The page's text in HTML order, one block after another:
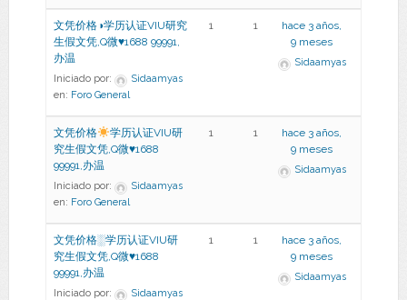
文凭价格◑学历认证VIU研究
生假文凭,Q微♥1688 99991,
办温
Iniciado por:
Sidaamyas
en: Foro General
1 1
hace 3 años,
9 meses
Sidaamyas
文凭价格
学历认证VIU研
究生假文凭,Q微♥1688
99991,办温
Iniciado por:
Sidaamyas
en: Foro General
1 1
hace 3 años,
9 meses
Sidaamyas
文凭价格░学历认证VIU研
究生假文凭,Q微♥1688
99991,办温
Iniciado por:
Sidaamyas
1 1
hace 3 años,
9 meses
Sidaamyas